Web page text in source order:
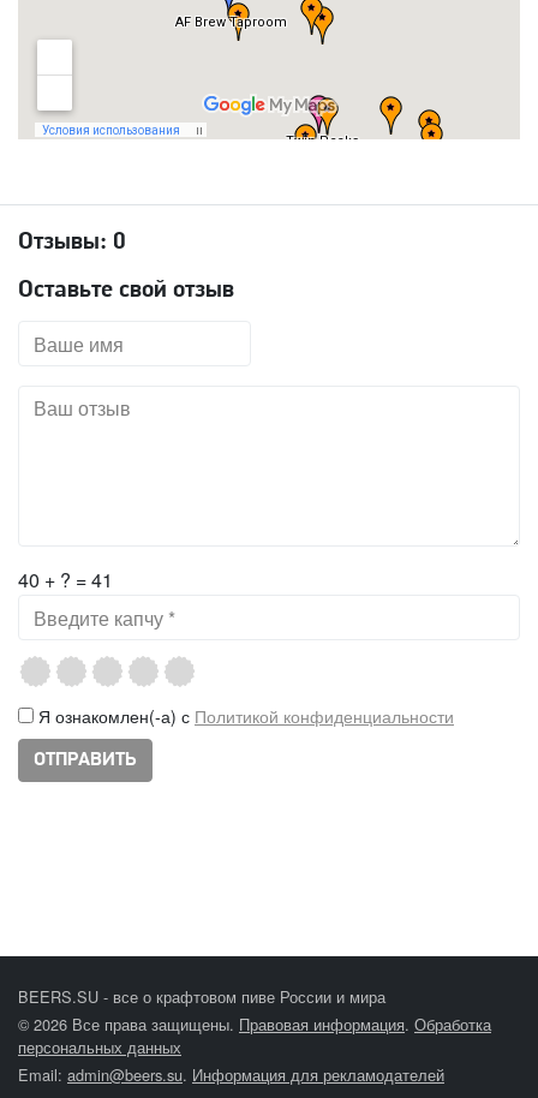
Отзывы: 0
Оставьте свой отзыв
40 + ? = 41
Я ознакомлен(-а) с Политикой конфиденциальности
BEERS.SU - все о крафтовом пиве России и мира
© 2026 Все права защищены. Правовая информация. Обработка
персональных данных
Email: admin@beers.su. Информация для рекламодателей